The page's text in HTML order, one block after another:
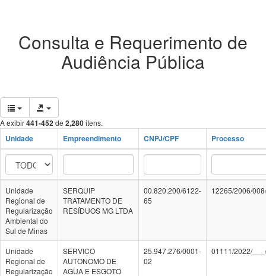
Consulta e Requerimento de
Audiência Pública
A exibir441-452de 2,280itens.
Unidade Empreendimento CNPJ/CPF Processo
Unidade
Regional de
Regularização
Ambiental do
Sul de Minas
SERQUIP
TRATAMENTO DE
RESÍDUOS MG LTDA
00.820.200/6122-
65
12265/2006/
Unidade
Regional de
Regularização
SERVICO
AUTONOMO DE
AGUA E ESGOTO
25.947.276/0001-
02
01111/2022/